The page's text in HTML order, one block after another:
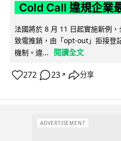
Cold Call 違規企業
法國將於 8 月 11 日起實施新例
致電推銷，由「opt-out」拒接登
機制。違...
閱讀全文
272 23 ↗ 分享
ADVERTISEMENT